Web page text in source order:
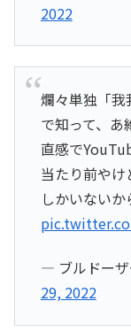
2022
爛々単独「
で知って、
直感で
当たり前や
しかいないか
— ブルドー
29, 2022